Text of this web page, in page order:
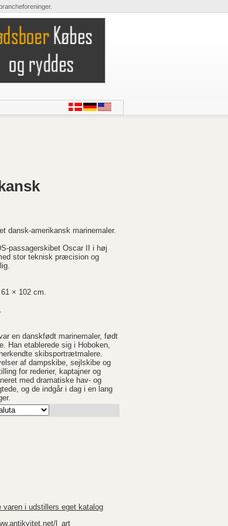
dansk-amerikansk marinemaler.
passagerskibet Oscar II i høj
stor teknisk præcision og
× 102 cm.
en danskfødt marinemaler, født
Han etablerede sig i Hoboken,
skibsportrætmalere.
af dampskibe, sejlskibe og
for rederier, kaptajner og
med dramatiske hav- og
og de indgår i dag i en lang
varen i udstillers eget katalog
l_art